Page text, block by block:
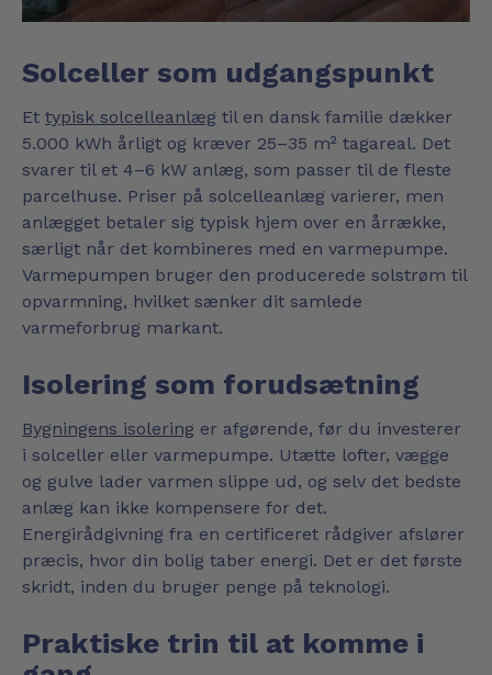
Solceller som udgangspunkt
Et typisk solcelleanlæg til en dansk familie dækker
5.000 kWh årligt og kræver 25–35 m² tagareal. Det
svarer til et 4–6 kW anlæg, som passer til de fleste
parcelhuse. Priser på solcelleanlæg varierer, men
anlægget betaler sig typisk hjem over en årrække,
særligt når det kombineres med en varmepumpe.
Varmepumpen bruger den producerede solstrøm til
opvarmning, hvilket sænker dit samlede
varmeforbrug markant.
Isolering som forudsætning
Bygningens isolering er afgørende, før du investerer
i solceller eller varmepumpe. Utætte lofter, vægge
og gulve lader varmen slippe ud, og selv det bedste
anlæg kan ikke kompensere for det.
Energirådgivning fra en certificeret rådgiver afslører
præcis, hvor din bolig taber energi. Det er det første
skridt, inden du bruger penge på teknologi.
Praktiske trin til at komme i